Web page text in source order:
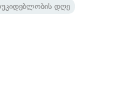
დღე